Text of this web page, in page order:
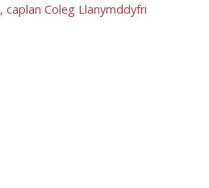
caplan Coleg Llanymddyfri